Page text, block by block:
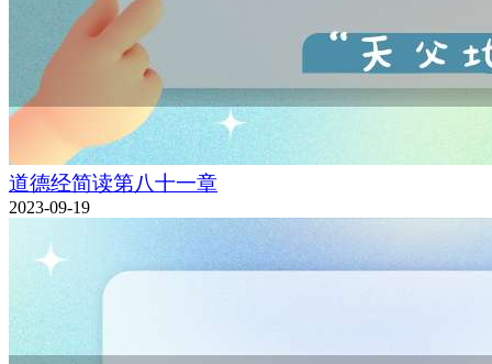
道德经简读第八十一章
2023-09-19